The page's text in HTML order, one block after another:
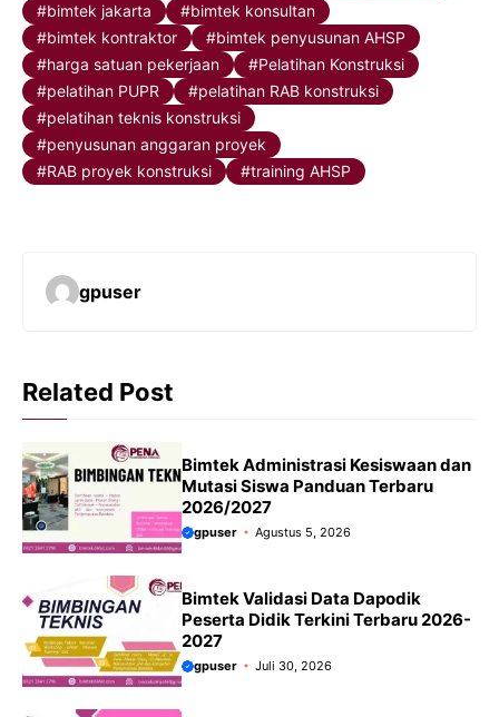
bimtek jakarta
bimtek konsultan
bimtek kontraktor
bimtek penyusunan AHSP
harga satuan pekerjaan
Pelatihan Konstruksi
pelatihan PUPR
pelatihan RAB konstruksi
pelatihan teknis konstruksi
penyusunan anggaran proyek
RAB proyek konstruksi
training AHSP
gpuser
Related Post
Bimtek Administrasi Kesiswaan dan
Mutasi Siswa Panduan Terbaru
2026/2027
gpuser Agustus 5, 2026
Bimtek Validasi Data Dapodik
Peserta Didik Terkini Terbaru 2026-
2027
gpuser Juli 30, 2026